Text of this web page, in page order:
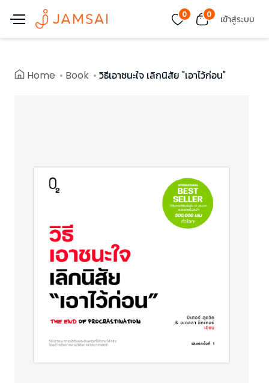
0 0 เข้าสู่ระบบ
Home Book วิธีเอาชนะใจ เลิกนิสัย "เอาไว้ก่อน"